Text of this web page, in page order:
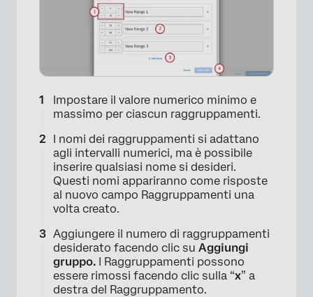
Impostare il valore numerico minimo e
massimo per ciascun raggruppamenti.
I nomi dei raggruppamenti si adattano
agli intervalli numerici, ma è possibile
inserire qualsiasi nome si desideri.
Questi nomi appariranno come risposte
al nuovo campo Raggruppamenti una
volta creato.
Aggiungere il numero di raggruppamenti
desiderato facendo clic su Aggiungi
gruppo. I Raggruppamenti possono
essere rimossi facendo clic sulla “x” a
destra del Raggruppamento.